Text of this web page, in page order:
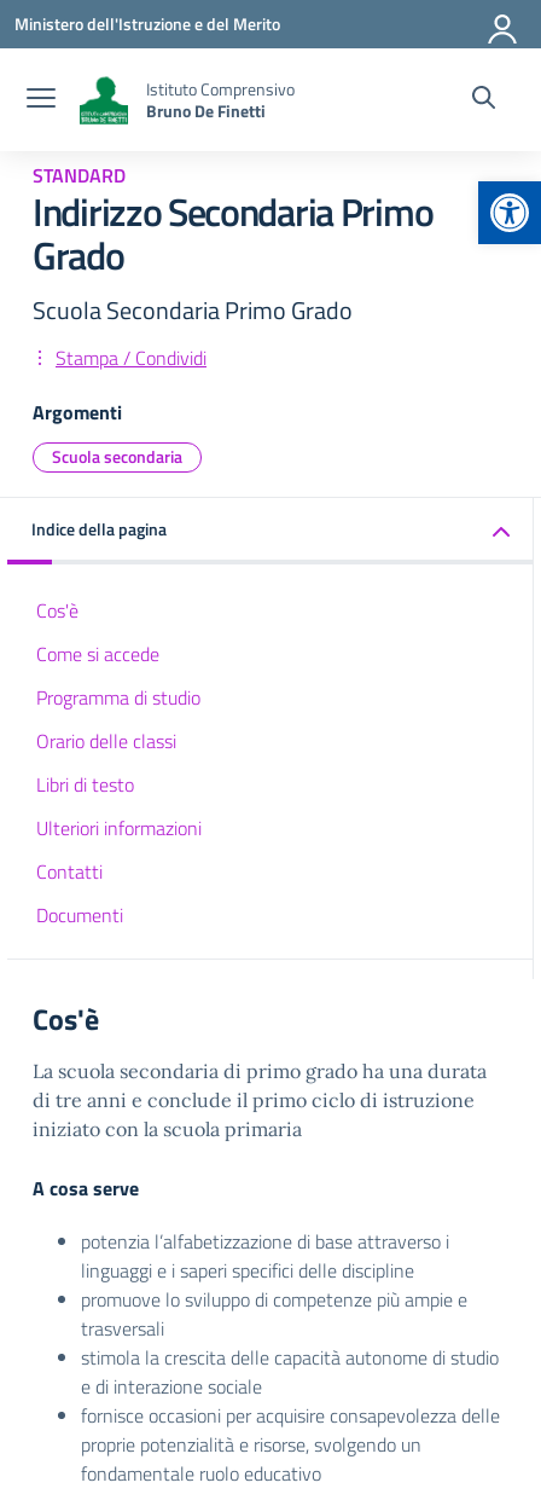
Vai ai contenuti
Vai al menu di navigazione
Vai al footer
Ministero dell'Istruzione e del Merito
Istituto Comprensivo
Bruno De Finetti
STANDARD
Indirizzo Secondaria Primo
Grado
Scuola Secondaria Primo Grado
Stampa / Condividi
Argomenti
Scuola secondaria
Indice della pagina
Cos'è
Come si accede
Programma di studio
Orario delle classi
Libri di testo
Ulteriori informazioni
Contatti
Documenti
Cos'è
La scuola secondaria di primo grado ha una durata
di tre anni e conclude il primo ciclo di istruzione
iniziato con la scuola primaria
A cosa serve
potenzia l’alfabetizzazione di base attraverso i
linguaggi e i saperi specifici delle discipline
promuove lo sviluppo di competenze più ampie e
trasversali
stimola la crescita delle capacità autonome di studio
e di interazione sociale
fornisce occasioni per acquisire consapevolezza delle
proprie potenzialità e risorse, svolgendo un
fondamentale ruolo educativo